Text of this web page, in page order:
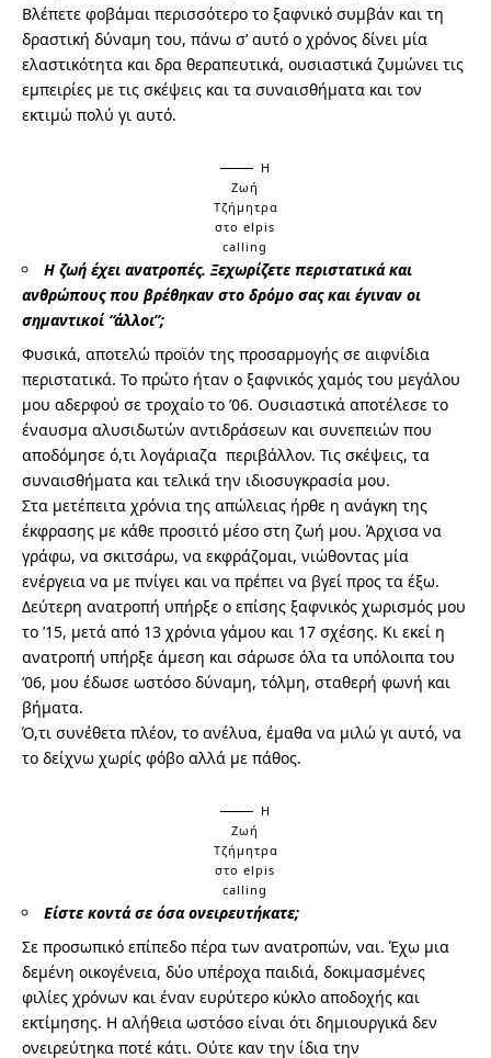
Βλέπετε φοβάμαι περισσότερο το ξαφνικό συμβάν και τη
δραστική δύναμη του, πάνω σ’ αυτό ο χρόνος δίνει μία
ελαστικότητα και δρα θεραπευτικά, ουσιαστικά ζυμώνει τις
εμπειρίες με τις σκέψεις και τα συναισθήματα και τον
εκτιμώ πολύ γι αυτό.
Η
Ζωή
Τζήμητρα
στο elpis
calling
Η ζωή έχει ανατροπές. Ξεχωρίζετε περιστατικά και
ανθρώπους που βρέθηκαν στο δρόμο σας και έγιναν οι
σημαντικοί “άλλοι”;
Φυσικά, αποτελώ προϊόν της προσαρμογής σε αιφνίδια
περιστατικά. Το πρώτο ήταν ο ξαφνικός χαμός του μεγάλου
μου αδερφού σε τροχαίο το ’06. Ουσιαστικά αποτέλεσε το
έναυσμα αλυσιδωτών αντιδράσεων και συνεπειών που
αποδόμησε ό,τι λογάριαζα περιβάλλον. Τις σκέψεις, τα
συναισθήματα και τελικά την ιδιοσυγκρασία μου.
Στα μετέπειτα χρόνια της απώλειας ήρθε η ανάγκη της
έκφρασης με κάθε προσιτό μέσο στη ζωή μου. Άρχισα να
γράφω, να σκιτσάρω, να εκφράζομαι, νιώθοντας μία
ενέργεια να με πνίγει και να πρέπει να βγεί προς τα έξω.
Δεύτερη ανατροπή υπήρξε ο επίσης ξαφνικός χωρισμός μου
το ’15, μετά από 13 χρόνια γάμου και 17 σχέσης. Κι εκεί η
ανατροπή υπήρξε άμεση και σάρωσε όλα τα υπόλοιπα του
’06, μου έδωσε ωστόσο δύναμη, τόλμη, σταθερή φωνή και
βήματα.
Ό,τι συνέθετα πλέον, το ανέλυα, έμαθα να μιλώ γι αυτό, να
το δείχνω χωρίς φόβο αλλά με πάθος.
Η
Ζωή
Τζήμητρα
στο elpis
calling
Είστε κοντά σε όσα ονειρευτήκατε;
Σε προσωπικό επίπεδο πέρα των ανατροπών, ναι. Έχω μια
δεμένη οικογένεια, δύο υπέροχα παιδιά, δοκιμασμένες
φιλίες χρόνων και έναν ευρύτερο κύκλο αποδοχής και
εκτίμησης. Η αλήθεια ωστόσο είναι ότι δημιουργικά δεν
ονειρεύτηκα ποτέ κάτι. Ούτε καν την ίδια την